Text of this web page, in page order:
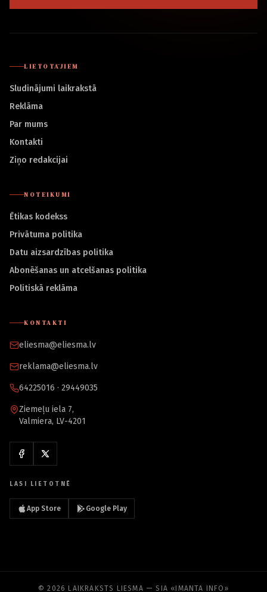
LIETOTĀJIEM
Sludinājumi laikrakstā
Reklāma
Par mums
Kontakti
Ziņo redakcijai
NOTEIKUMI
Ētikas kodekss
Privātuma politika
Datu aizsardzības politika
Abonēšanas un atcelšanas politika
Politiskā reklāma
KONTAKTI
eliesma@eliesma.lv
reklama@eliesma.lv
64225016 · 29449035
Ziemeļu iela 7,
Valmiera, LV-4201
LASI LIETOTNĒ
App Store Google Play
© 2026 LAIKRAKSTS LIESMA — SIA «IMANTA INFO»